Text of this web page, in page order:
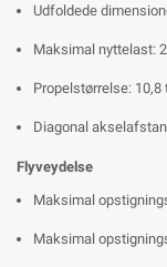
Udfoldede
Maksimal nyttelast:
Propelstørrelse: 10,8
Diagonal
Flyveydelse
Maksimal
Maksimal